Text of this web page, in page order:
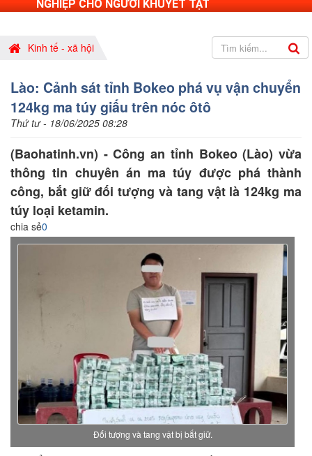
NGHIỆP CHO NGƯỜI KHUYẾT TẬT
Kinh tế - xã hội
Lào: Cảnh sát tỉnh Bokeo phá vụ vận chuyển
124kg ma túy giấu trên nóc ôtô
Thứ tư - 18/06/2025 08:28
(Baohatinh.vn) - Công an tỉnh Bokeo (Lào) vừa
thông tin chuyên án ma túy được phá thành
công, bắt giữ đối tượng và tang vật là 124kg ma
túy loại ketamin.
chia sẻ0
Đối tượng và tang vật bị bắt giữ.